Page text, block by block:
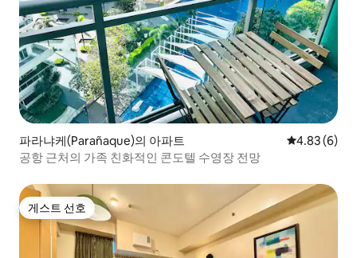
파라냐케(Parañaque)의 아파트 평점 4.83점
4.83 (6)
공항 근처의 가족 친화적인 콘도텔 수영장 전망
게스트 선호
게스트 선호